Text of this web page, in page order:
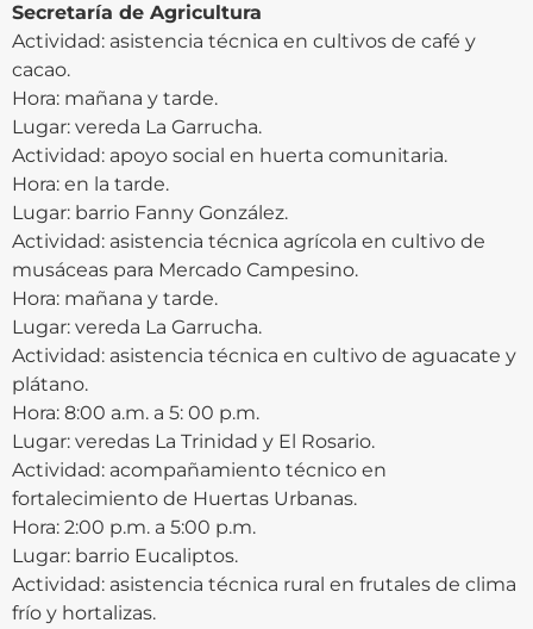
Secretaría de Agricultura
Actividad: asistencia técnica en cultivos de café y
cacao.
Hora: mañana y tarde.
Lugar: vereda La Garrucha.
Actividad: apoyo social en huerta comunitaria.
Hora: en la tarde.
Lugar: barrio Fanny González.
Actividad: asistencia técnica agrícola en cultivo de
musáceas para Mercado Campesino.
Hora: mañana y tarde.
Lugar: vereda La Garrucha.
Actividad: asistencia técnica en cultivo de aguacate y
plátano.
Hora: 8:00 a.m. a 5: 00 p.m.
Lugar: veredas La Trinidad y El Rosario.
Actividad: acompañamiento técnico en
fortalecimiento de Huertas Urbanas.
Hora: 2:00 p.m. a 5:00 p.m.
Lugar: barrio Eucaliptos.
Actividad: asistencia técnica rural en frutales de clima
frío y hortalizas.